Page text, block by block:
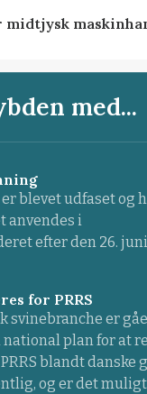
midtjysk
med...
blevet udfaset og
anvendes i
efter den 26. juni
for PRRS
svinebranche er
national plan for at
blandt danske
og er det